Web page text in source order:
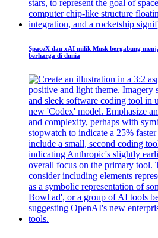
SpaceX dan xAI milik Musk bergabung
berharga di dunia